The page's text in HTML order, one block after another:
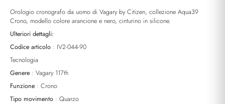
Orologio cronografo da uomo di Vagary by Citizen, collezione Aqua39
Crono, modello colore arancione e nero, cinturino in silicone.
Ulteriori dettagli:
Codice articolo : IV2-044-90
Tecnologia
Genere : Vagary 117th
Funzione : Crono
Tipo movimento : Quarzo